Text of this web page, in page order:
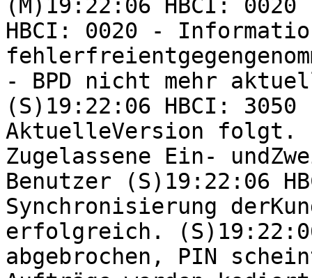
(M)19:22:06 HBCI:
HBCI: 0020 -
- BPD nicht mehr
(S)19:22:06 HBCI:
AktuelleVersion folgt.
Zugelassene Ein-
Benutzer (S)19:22:06
Synchronisierung
erfolgreich.
abgebrochen, PIN